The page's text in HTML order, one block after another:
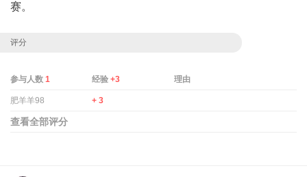
赛。
评分
参与人数 1 经验+3 理由
肥羊羊98 + 3
查看全部评分